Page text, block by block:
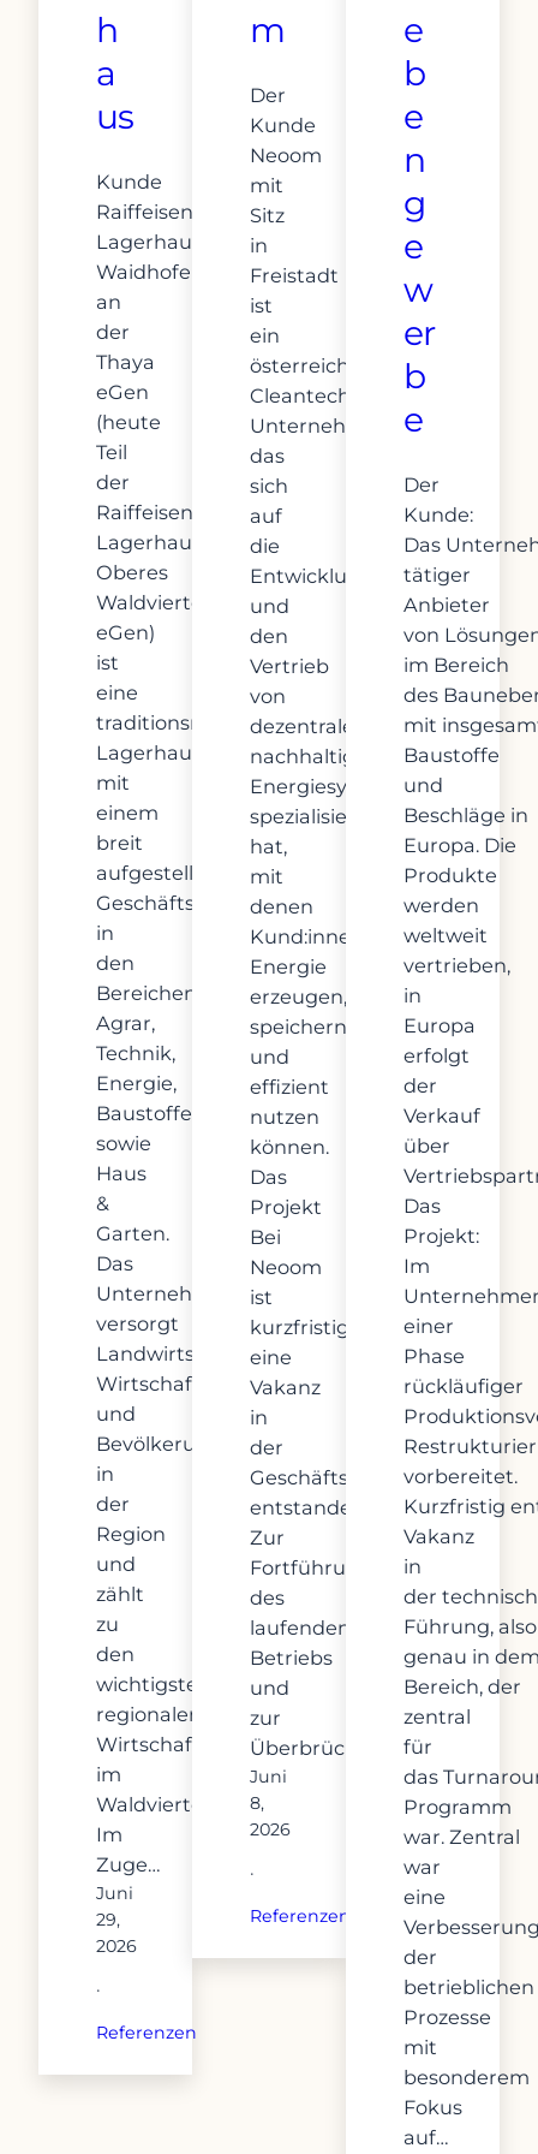
h
a
us
Kunde
Raiffeisen-
Lagerhaus
Waidhofen
an
der
Thaya
eGen
(heute
Teil
der
Raiffeisen-
Lagerhaus
Oberes
Waldviertel
eGen)
ist
eine
traditionsreiche
Lagerhausgenossenschaft
mit
einem
breit
aufgestellten
Geschäftsmodell
in
den
Bereichen
Agrar,
Technik,
Energie,
Baustoffe
sowie
Haus
&
Garten.
Das
Unternehmen
versorgt
Landwirtschaft,
Wirtschaft
und
Bevölkerung
in
der
Region
und
zählt
zu
den
wichtigsten
regionalen
Wirtschaftspartnern
im
Waldviertel.
Im
Zuge…
Juni
29,
2026
·
Referenzen
m
Der
Kunde
Neoom
mit
Sitz
in
Freistadt
ist
ein
österreichisches
Cleantech-
Unternehmen,
das
sich
auf
die
Entwicklung
und
den
Vertrieb
von
dezentralen,
nachhaltigen
Energiesystemen
spezialisiert
hat,
mit
denen
Kund:innen
Energie
erzeugen,
speichern
und
effizient
nutzen
können.
Das
Projekt
Bei
Neoom
ist
kurzfristig
eine
Vakanz
in
der
Geschäftsführung
entstanden.
Zur
Fortführung
des
laufenden
Betriebs
und
zur
Überbrückung…
Juni
8,
2026
·
Referenzen
e
b
e
n
g
e
w
er
b
e
Der
Kunde:
Das
tätiger
Anbieter
von
im Bereich
des
mit
Baustoffe
und
Beschläge in
Europa. Die
Produkte
werden
weltweit
vertrieben,
in
Europa
erfolgt
der
Verkauf
über
Das
Projekt:
Im
einer
Phase
rückläufiger
vorbereitet.
Kurzfristig
Vakanz
in
der
Führung, also
genau in
Bereich, der
zentral
für
das
Programm
war. Zentral
war
eine
der
betrieblichen
Prozesse
mit
besonderem
Fokus
auf…